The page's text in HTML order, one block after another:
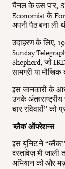
चैनल के उस पार,
Economist के
अपनी पैठ बना ली
उदाहरण के लिए,
Sunday
Shepherd, जो
सामग्री या मौखिक
इस जानकारी के
उनके
चार रविवारों” को
‘ब्लैक’ ऑपरेशन्स
इस यूनिट ने
दस्तावेज़ भी जाली
अभियान को और